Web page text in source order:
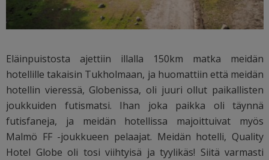
Eläinpuistosta ajettiin illalla 150km matka meidän
hotellille takaisin Tukholmaan, ja huomattiin että meidän
hotellin vieressä, Globenissa, oli juuri ollut paikallisten
joukkuiden futismatsi. Ihan joka paikka oli täynnä
futisfaneja, ja meidän hotellissa majoittuivat myös
Malmö FF -joukkueen pelaajat. Meidän hotelli, Quality
Hotel Globe oli tosi viihtyisä ja tyylikäs! Siitä varmasti